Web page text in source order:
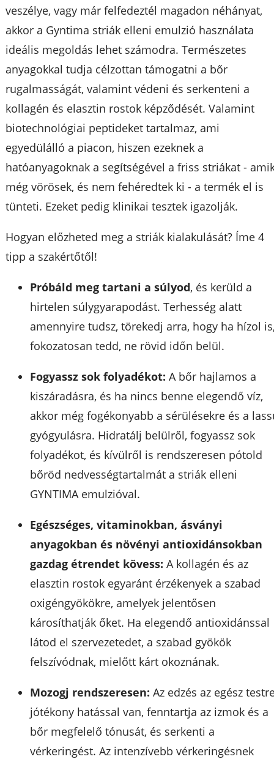
veszélye, vagy már felfedeztél magadon néhányat,
akkor a Gyntima striák elleni emulzió használata
ideális megoldás lehet számodra. Természetes
anyagokkal tudja célzottan támogatni a bőr
rugalmasságát, valamint védeni és serkenteni a
kollagén és elasztin rostok képződését. Valamint
biotechnológiai peptideket tartalmaz, ami
egyedülálló a piacon, hiszen ezeknek a
hatóanyagoknak a segítségével a friss striákat -
még vörösek, és nem fehéredtek ki - a termék el is
tünteti. Ezeket pedig klinikai tesztek igazolják.
Hogyan előzheted meg a striák kialakulását? Íme 4
tipp a szakértőtől!
Próbáld meg tartani a súlyod, és kerüld a
hirtelen súlygyarapodást. Terhesség alatt
amennyire tudsz, törekedj arra, hogy ha hízol
fokozatosan tedd, ne rövid időn belül.
Fogyassz sok folyadékot: A bőr hajlamos a
kiszáradásra, és ha nincs benne elegendő víz,
akkor még fogékonyabb a sérülésekre és a
gyógyulásra. Hidratálj belülről, fogyassz sok
folyadékot, és kívülről is rendszeresen pótold
bőröd nedvességtartalmát a striák elleni
GYNTIMA emulzióval.
Egészséges, vitaminokban, ásványi
anyagokban és növényi antioxidánsokban
gazdag étrendet kövess: A kollagén és az
elasztin rostok egyaránt érzékenyek a szabad
oxigéngyökökre, amelyek jelentősen
károsíthatják őket. Ha elegendő antioxidánssal
látod el szervezetedet, a szabad gyökök
felszívódnak, mielőtt kárt okoznának.
Mozogj rendszeresen: Az edzés az egész
jótékony hatással van, fenntartja az izmok és a
bőr megfelelő tónusát, és serkenti a
vérkeringést. Az intenzívebb vérkeringésnek